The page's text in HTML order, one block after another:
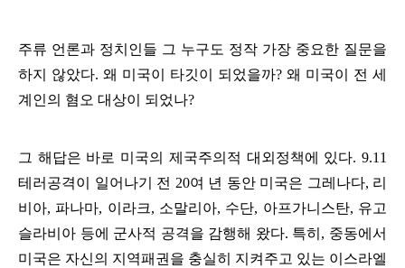
주류 언론과 정치인들 그 누구도 정작 가장 중요한 질문을
하지 않았다. 왜 미국이 타깃이 되었을까? 왜 미국이 전 세
계인의 혐오 대상이 되었나?
그 해답은 바로 미국의 제국주의적 대외정책에 있다. 9.11
테러공격이 일어나기 전 20여 년 동안 미국은 그레나다, 리
비아, 파나마, 이라크, 소말리아, 수단, 아프가니스탄, 유고
슬라비아 등에 군사적 공격을 감행해 왔다. 특히 , 중동에서
미국은 자신의 지역패권을 충실히 지켜주고 있는 이스라엘